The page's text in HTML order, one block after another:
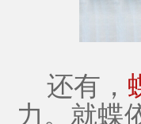
还有，
力。就蝶